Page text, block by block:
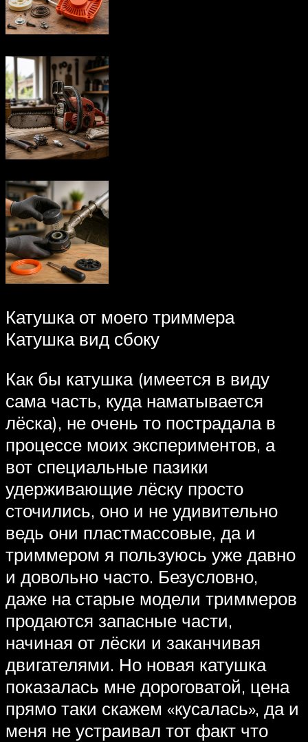
Катушка от моего триммера
Катушка вид сбоку
Как бы катушка (имеется в виду
сама часть, куда наматывается
лёска), не очень то пострадала в
процессе моих экспериментов, а
вот специальные пазики
удерживающие лёску просто
сточились, оно и не удивительно
ведь они пластмассовые, да и
триммером я пользуюсь уже давно
и довольно часто. Безусловно,
даже на старые модели триммеров
продаются запасные части,
начиная от лёски и заканчивая
двигателями. Но новая катушка
показалась мне дороговатой, цена
прямо таки скажем «кусалась», да и
меня не устраивал тот факт что